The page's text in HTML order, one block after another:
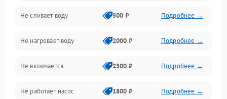
Электропитание
Датчики
Нагрев
Вода
Не сливает воду 500 ₽ Подробнее →
Не нагревает воду 2000 ₽ Подробнее →
Не включается 2500 ₽ Подробнее →
Не работает насос 1800 ₽ Подробнее →